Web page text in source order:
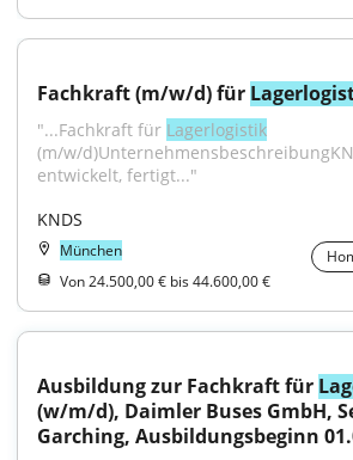
Fachkraft (m/w/d) für
"...Fachkraft für Lagerlogistik
(m/w/
entwickelt, fertigt..."
KNDS
München
Von 24.500,00 € bis 44.600,00 €
Ausbildung zur Fachkraft für
(w/m/d), Daimler Buses GmbH,
Garching, Ausbildungsbeginn